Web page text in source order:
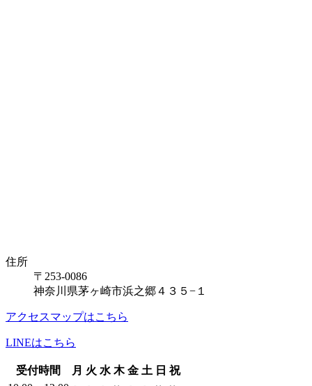
住所
〒253-0086
神奈川県茅ヶ崎市浜之郷４３５−１
アクセスマップはこちら
LINEはこちら
受付時間 月 火 水 木 金 土 日 祝